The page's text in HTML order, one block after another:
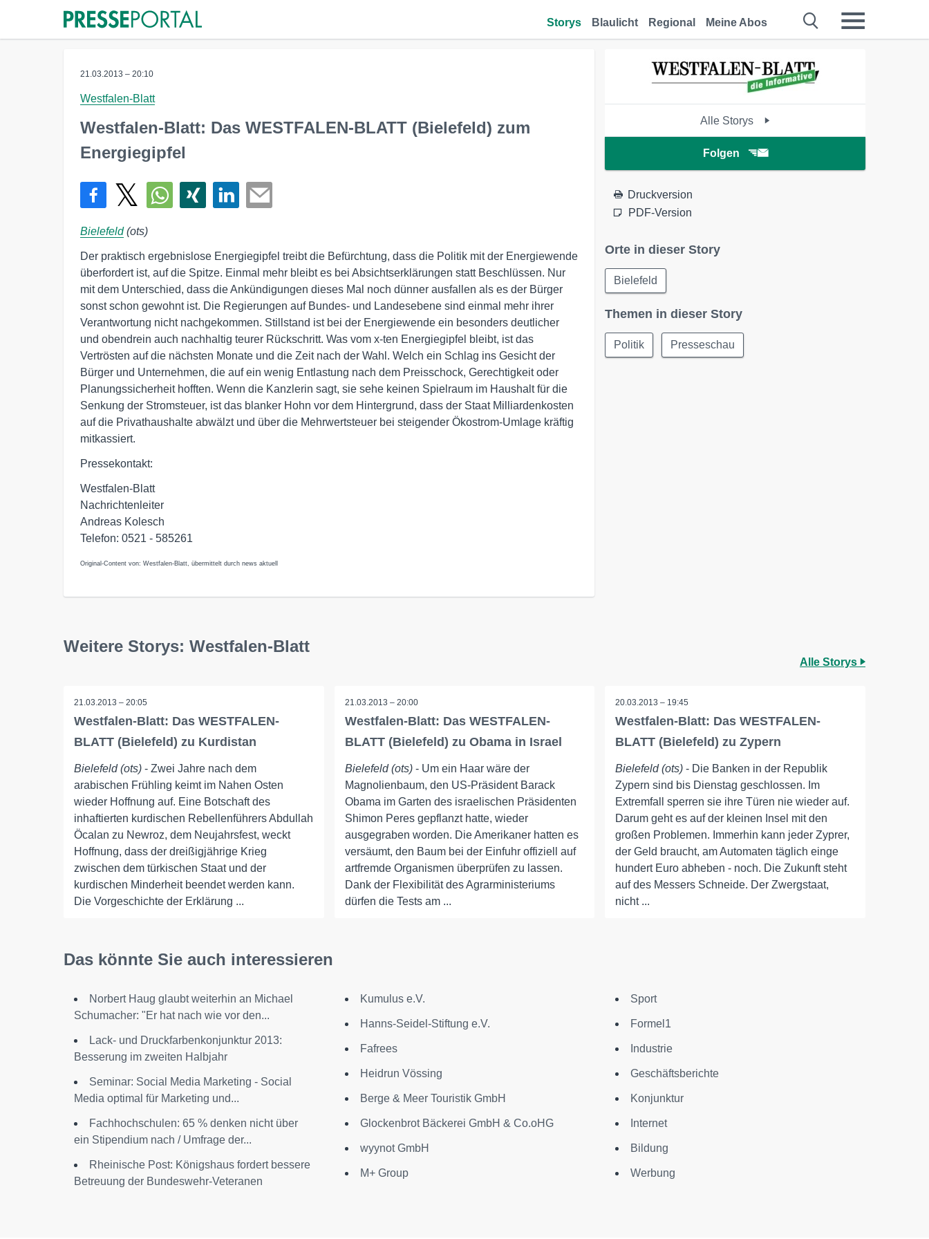
Storys Blaulicht Regional Meine Abos
21.03.2013 – 20:10
Westfalen-Blatt
Westfalen-Blatt: Das WESTFALEN-BLATT (Bielefeld) zum
Energiegipfel
Bielefeld(ots)
Der praktisch ergebnislose Energiegipfel treibt die Befürchtung, dass die Politik mit der Energiewende
überfordert ist, auf die Spitze. Einmal mehr bleibt es bei Absichtserklärungen statt Beschlüssen. Nur
mit dem Unterschied, dass die Ankündigungen dieses Mal noch dünner ausfallen als es der Bürger
sonst schon gewohnt ist. Die Regierungen auf Bundes- und Landesebene sind einmal mehr ihrer
Verantwortung nicht nachgekommen. Stillstand ist bei der Energiewende ein besonders deutlicher
und obendrein auch nachhaltig teurer Rückschritt. Was vom x-ten Energiegipfel bleibt, ist das
Vertrösten auf die nächsten Monate und die Zeit nach der Wahl. Welch ein Schlag ins Gesicht der
Bürger und Unternehmen, die auf ein wenig Entlastung nach dem Preisschock, Gerechtigkeit oder
Planungssicherheit hofften. Wenn die Kanzlerin sagt, sie sehe keinen Spielraum im Haushalt für die
Senkung der Stromsteuer, ist das blanker Hohn vor dem Hintergrund, dass der Staat Milliardenkosten
auf die Privathaushalte abwälzt und über die Mehrwertsteuer bei steigender Ökostrom-Umlage kräftig
mitkassiert.
Pressekontakt:
Westfalen-Blatt
Nachrichtenleiter
Andreas Kolesch
Telefon: 0521 - 585261
Original-Content von: Westfalen-Blatt, übermittelt durch news aktuell
Alle Storys
Folgen
Druckversion
PDF-Version
Orte in dieser Story
Bielefeld
Themen in dieser Story
Politik Presseschau
Weitere Storys: Westfalen-Blatt
Alle Storys
21.03.2013 – 20:05
Westfalen-Blatt: Das WESTFALEN-
BLATT (Bielefeld) zu Kurdistan
Bielefeld (ots) - Zwei Jahre nach dem
arabischen Frühling keimt im Nahen Osten
wieder Hoffnung auf. Eine Botschaft des
inhaftierten kurdischen Rebellenführers Abdullah
Öcalan zu Newroz, dem Neujahrsfest, weckt
Hoffnung, dass der dreißigjährige Krieg
zwischen dem türkischen Staat und der
kurdischen Minderheit beendet werden kann.
Die Vorgeschichte der Erklärung ...
21.03.2013 – 20:00
Westfalen-Blatt: Das WESTFALEN-
BLATT (Bielefeld) zu Obama in Israel
Bielefeld (ots)- Um ein Haar wäre der
Magnolienbaum, den US-Präsident Barack
Obama im Garten des israelischen Präsidenten
Shimon Peres gepflanzt hatte, wieder
ausgegraben worden. Die Amerikaner hatten es
versäumt, den Baum bei der Einfuhr offiziell auf
artfremde Organismen überprüfen zu lassen.
Dank der Flexibilität des Agrarministeriums
dürfen die Tests am ...
20.03.2013 – 19:45
Westfalen-Blatt: Das WESTFALEN-
BLATT (Bielefeld) zu Zypern
Bielefeld (ots) - Die Banken in der Republik
Zypern sind bis Dienstag geschlossen. Im
Extremfall sperren sie ihre Türen nie wieder auf.
Darum geht es auf der kleinen Insel mit den
großen Problemen. Immerhin kann jeder Zyprer,
der Geld braucht, am Automaten täglich einge
hundert Euro abheben - noch. Die Zukunft steht
auf des Messers Schneide. Der Zwergstaat,
nicht ...
Das könnte Sie auch interessieren
Norbert Haug glaubt weiterhin an Michael
Schumacher: "Er hat nach wie vor den...
Lack- und Druckfarbenkonjunktur 2013:
Besserung im zweiten Halbjahr
Seminar: Social Media Marketing - Social
Media optimal für Marketing und...
Fachhochschulen: 65 % denken nicht über
ein Stipendium nach / Umfrage der...
Rheinische Post: Königshaus fordert bessere
Betreuung der Bundeswehr-Veteranen
Kumulus e.V.
Hanns-Seidel-Stiftung e.V.
Fafrees
Heidrun Vössing
Berge & Meer Touristik GmbH
Glockenbrot Bäckerei GmbH & Co.oHG
wyynot GmbH
M+ Group
Sport
Formel1
Industrie
Geschäftsberichte
Konjunktur
Internet
Bildung
Werbung